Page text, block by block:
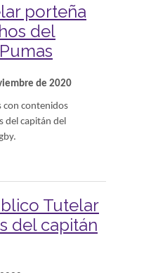
porteña
del
de 2020
con contenidos
del capitán del
Tutelar
del capitán